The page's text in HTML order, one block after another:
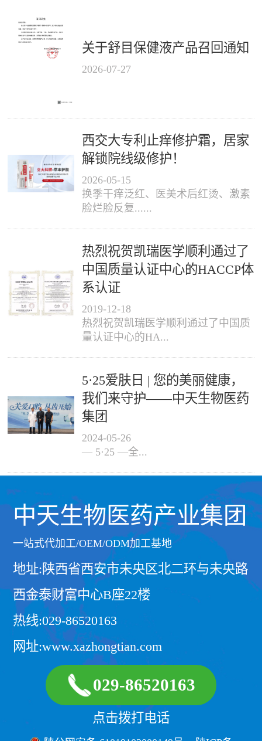
关于舒目保健液产品召回通知
2026-07-27
西交大专利止痒修护霜，居家
解锁院线级修护！
2026-05-15
换季干痒泛红、医美术后红烫、激素
脸烂脸反复......
热烈祝贺凯瑞医学顺利通过了
中国质量认证中心的HACCP体
系认证
2019-12-18
热烈祝贺凯瑞医学顺利通过了中国质
量认证中心的HA...
5·25爱肤日 | 您的美丽健康，
我们来守护——中天生物医药
集团
2024-05-26
— 5·25 —全...
中天生物医药产业集团
一站式代加工/OEM/ODM加工基地
地址:陕西省西安市未央区北二环与未央路
西金泰财富中心B座22楼
热线:029-86520163
网址:www.xazhongtian.com
029-86520163
点击拨打电话